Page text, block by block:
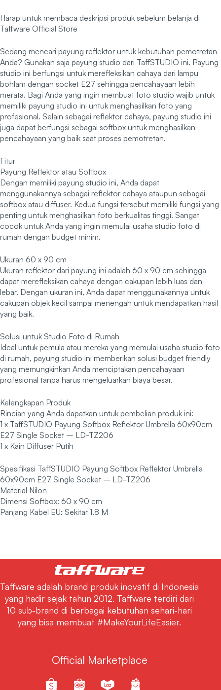
Harap untuk membaca deskripsi produk sebelum belanja di
Taffware Official Store
Sedang mencari payung reflektor untuk kebutuhan pemotretan
Anda? Gunakan saja payung studio dari TaffSTUDIO ini. Payung
studio ini berfungsi untuk merefleksikan cahaya dari lampu
bohlam dengan socket E27 sehingga pencahayaan lebih
merata. Bagi Anda yang ingin membuat foto studio wajib untuk
memiliki payung studio ini untuk menghasilkan foto yang
profesional. Selain sebagai reflektor cahaya, payung studio ini
juga dapat berfungsi sebagai softbox untuk menghasilkan
pencahayaan yang baik saat proses pemotretan.
Fitur
Payung Reflektor atau Softbox
Dengan memiliki payung studio ini, Anda dapat
menggunakannya sebagai reflektor cahaya ataupun sebagai
softbox atau diffuser. Kedua fungsi tersebut memiliki fungsi yang
penting untuk menghasilkan foto berkualitas tinggi. Sangat
cocok untuk Anda yang ingin memulai usaha studio foto di
rumah dengan budget minim.
Ukuran 60 x 90 cm
Ukuran reflektor dari payung ini adalah 60 x 90 cm sehingga
dapat merefleksikan cahaya dengan cakupan lebih luas dan
lebar. Dengan ukuran ini, Anda dapat menggunakannya untuk
cakupan objek kecil sampai menengah untuk mendapatkan hasil
yang baik.
Solusi untuk Studio Foto di Rumah
Ideal untuk pemula atau mereka yang memulai usaha studio foto
di rumah, payung studio ini memberikan solusi budget friendly
yang memungkinkan Anda menciptakan pencahayaan
profesional tanpa harus mengeluarkan biaya besar.
Kelengkapan Produk
Rincian yang Anda dapatkan untuk pembelian produk ini:
1 x TaffSTUDIO Payung Softbox Reflektor Umbrella 60x90cm
E27 Single Socket – LD-TZ206
1 x Kain Diffuser Putih
Spesifikasi TaffSTUDIO Payung Softbox Reflektor Umbrella
60x90cm E27 Single Socket – LD-TZ206
Material Nilon
Dimensi Softbox: 60 x 90 cm
Panjang Kabel EU: Sekitar 1.8 M
Taffware adalah brand produk inovatif di Indonesia
yang hadir sejak tahun 2012. Taffware terdiri dari
10 sub-brand di berbagai kebutuhan sehari-hari
yang bisa membuat #MakeYourLifeEasier.
Official Marketplace